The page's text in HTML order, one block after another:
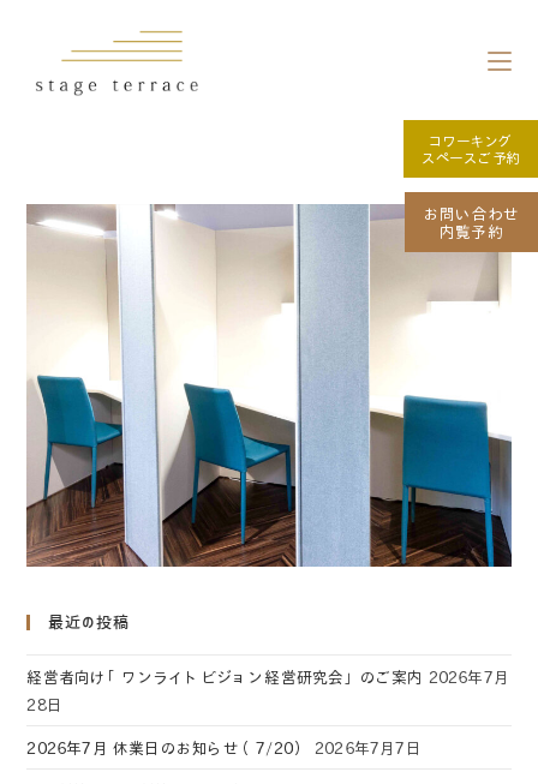
最近の投稿
経営者向け「ワンライトビジョン経営研究会」のご案内
2026年7月
28日
2026年7月 休業日のお知らせ（7/20） 2026年7月7日
コワーキング
スペースご予約
お問い合わせ
内覧予約